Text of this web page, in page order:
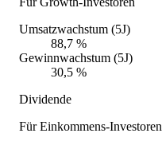
Umsatzwachstum (5J)
88,7 %
Gewinnwachstum (5J)
30,5 %
Dividende
Für Einkommens-Investoren